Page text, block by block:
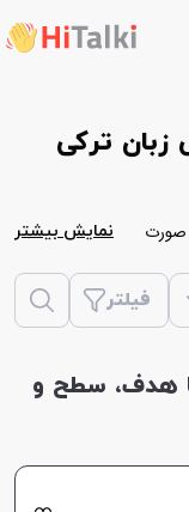
ترکی
صورت
و کلاس حضوری در
هایی که
هر
نمایید.
نمایش بیشتر
فیلتر
هدف، سطح و